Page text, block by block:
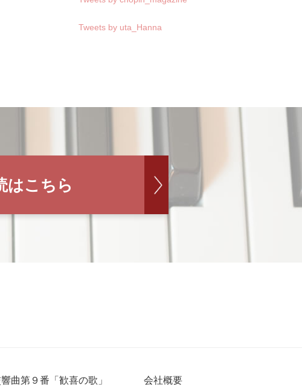
Tweets by uta_Hanna
はこちら
曲第９番「歓喜の歌」 会社概要